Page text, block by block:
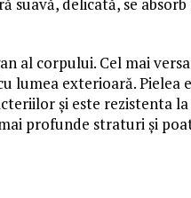
al corpului. Cel mai
lumea exterioară. Pielea
și este rezistenta la
profunde straturi și